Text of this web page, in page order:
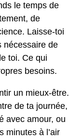
le temps de
de
Laisse-toi
nécessaire de
toi. Ce qui
besoins.
un mieux-être.
de ta journée,
avec amour, ou
minutes à l’air